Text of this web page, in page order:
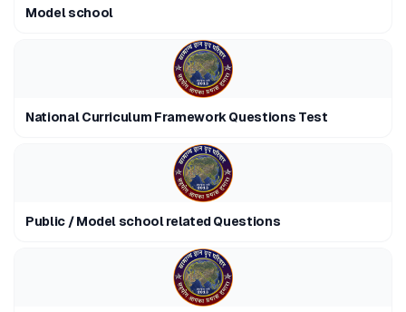
Model school
National Curriculum Framework Questions Test
Public / Model school related Questions